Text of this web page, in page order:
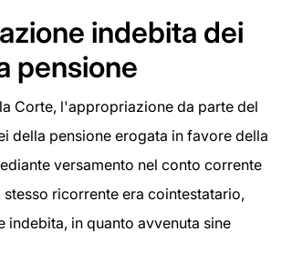
indebita dei
pensione
Corte, l'appropriazione da parte del
della pensione erogata in favore della
versamento nel conto corrente
ricorrente era cointestatario,
indebita, in quanto avvenuta sine